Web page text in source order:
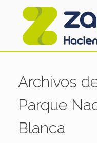
Archivos
Parque
Blanca